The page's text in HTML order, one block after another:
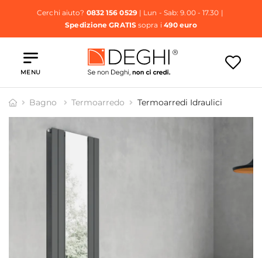
Cerchi aiuto? 0832 156 0529| Lun - Sab: 9.00 - 17.30 |
Spedizione GRATISsopra i 490 euro
MENU
Bagno Termoarredo Termoarredi Idraulici